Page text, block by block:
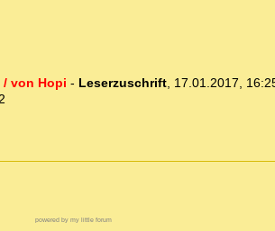
/ von Hopi - Leserzuschrift, 17.01.2017,
powered by my little forum